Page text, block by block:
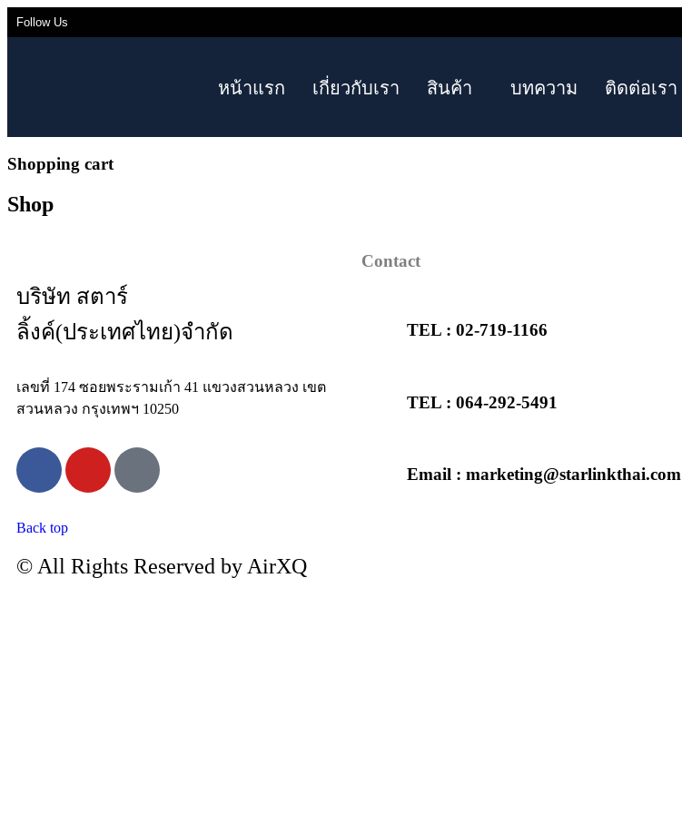
Follow Us
หน้าแรก เกี่ยวกับเรา สินค้า บทความ ติดต่อเรา
Shopping cart
Shop
บริษัท สตาร์
ลิ้งค์(ประเทศไทย)จำกัด
เลขที่ 174 ซอยพระรามเก้า 41 แขวงสวนหลวง เขต
สวนหลวง กรุงเทพฯ 10250
Contact
TEL : 02-719-1166
TEL : 064-292-5491
Email : marketing@starlinkthai.com
Back top
© All Rights Reserved by AirXQ